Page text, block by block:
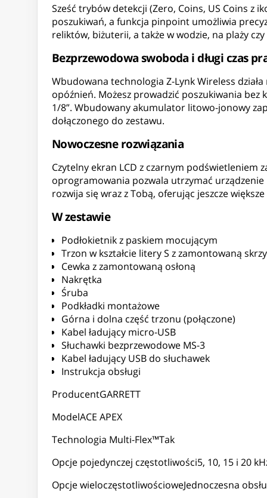
Sześć trybów detekcji (Zero, Coins, US Coins z
poszukiwań, a funkcja pinpoint umożliwia
reliktów, biżuterii, a także w wodzie, na plaży
Bezprzewodowa swoboda i długi czas
Wbudowana technologia Z-Lynk Wireless
opóźnień. Możesz prowadzić poszukiwania bez
1/8”. Wbudowany akumulator litowo-jonowy
dołączonego do zestawu.
Nowoczesne rozwiązania
Czytelny ekran LCD z czarnym
oprogramowania pozwala utrzymać
rozwija się wraz z Tobą, oferując jeszcze
W zestawie
Podłokietnik z paskiem mocującym
Trzon w kształcie litery S z zamontowaną
Cewka z zamontowaną osłoną
Nakrętka
Śruba
Podkładki montażowe
Górna i dolna część trzonu (połączone)
Kabel ładujący micro-USB
Słuchawki bezprzewodowe MS-3
Kabel ładujący USB do słuchawek
Instrukcja obsługi
ProducentGARRETT
ModelACE APEX
Technologia Multi-Flex™Tak
Opcje pojedynczej częstotliwości5, 10, 15 i 20
Opcje wieloczęstotliwościoweJednoczesna